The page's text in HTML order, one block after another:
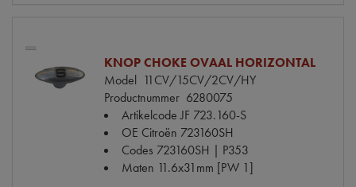
KNOP CHOKE OVAAL HORIZONTAL
Model 11CV/15CV/2CV/HY
Productnummer 6280075
Artikelcode JF 723.160-S
OE Citroën 723160SH
Codes 723160SH | P353
Maten 11.6x31mm [PW 1]